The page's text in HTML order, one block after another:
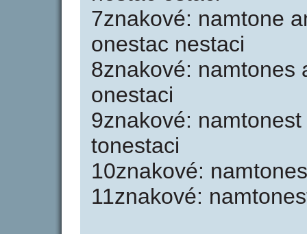
7znakové: namtone
onestac nestaci
8znakové: namtones
onestaci
9znakové:
tonestaci
10znakové:
11znakové: